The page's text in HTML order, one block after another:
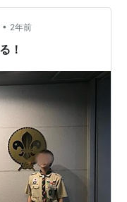
) 🦄神武天皇のご神
福,勝ち運UP,…
• 2年前
！